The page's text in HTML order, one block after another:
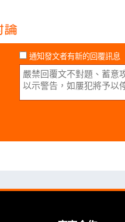
通知發文者有新的回覆訊息